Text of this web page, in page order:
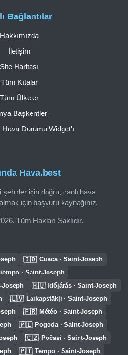
Hava.best
şehirler için doğru, canlı hava
için başvuru kaynağınız.
Tüm Hakları Saklıdır.
Bağlantılar
Hakkımızda
İletişim
Site Haritası
Tüm Kıtalar
Tüm Ülkeler
Başkentleri
Durumu Widget'ı
🇮🇩 Cuaca · Saint-Joseph
· Saint-Joseph
Joseph 🇭🇺 Időjárás · Saint-Joseph
🇱🇻 Laikapstākļi · Saint-Joseph
🇫🇷 Météo · Saint-Joseph
🇵🇱 Pogoda · Saint-Joseph
🇨🇿 Počasí · Saint-Joseph
🇵🇹 Tempo · Saint-Joseph